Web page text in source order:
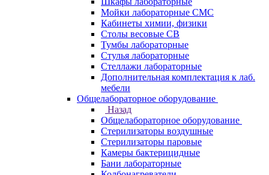
Мойки лабораторные СМС
Кабинеты химии, физики
Столы весовые СВ
Тумбы лабораторные
Стулья лабораторные
Стеллажи лабораторные
Дополнительная комплектация к лаб.
мебели
Общелабораторное оборудование
Назад
Общелабораторное оборудование
Стерилизаторы воздушные
Стерилизаторы паровые
Камеры бактерицидные
Бани лабораторные